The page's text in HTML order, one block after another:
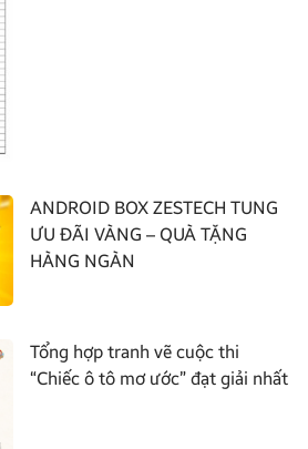
ANDROID BOX ZESTECH TUNG
ƯU ĐÃI VÀNG – QUÀ TẶNG
HÀNG NGÀN
Tổng hợp tranh vẽ cuộc thi
“Chiếc ô tô mơ ước” đạt giải nhất